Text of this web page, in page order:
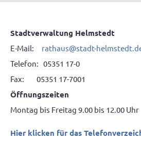
Stadtverwaltung Helmstedt
E-Mail: rathaus@stadt-
Telefon: 05351 17-0
Fax: 05351 17-7001
Öffnungszeiten
Montag bis Freitag 9.00 bis 12.00 Uhr
Hier klicken für das